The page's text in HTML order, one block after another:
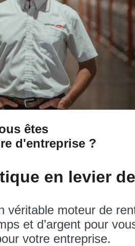
êtes
d'entreprise?
en levier
moteur de
et d’argent pour
votre entreprise.